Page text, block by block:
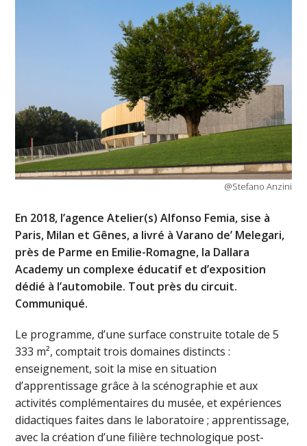
@Stefano Anzini
En 2018, l’agence Atelier(s) Alfonso Femia, sise à
Paris, Milan et Gênes, a livré à Varano de’ Melegari,
près de Parme en Emilie-Romagne, la Dallara
Academy un complexe éducatif et d’exposition
dédié à l’automobile. Tout près du circuit.
Communiqué.
Le programme, d’une surface construite totale de 5
333 m², comptait trois domaines distincts :
enseignement, soit la mise en situation
d’apprentissage grâce à la scénographie et aux
activités complémentaires du musée, et expériences
didactiques faites dans le laboratoire ; apprentissage,
avec la création d’une filière technologique post-